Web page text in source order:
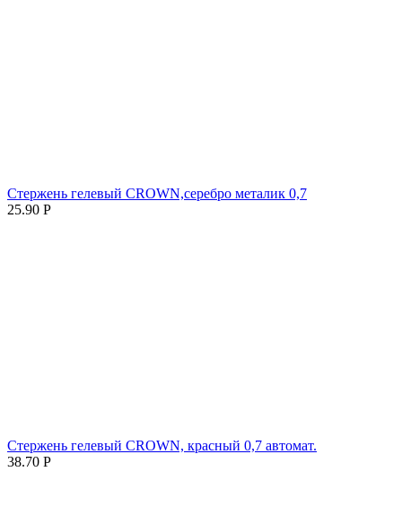
Стержень гелевый CROWN,серебро металик 0,7
25.90 Р
Стержень гелевый CROWN, красный 0,7 автомат.
38.70 Р